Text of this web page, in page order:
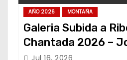
AÑO 2026 MONTAÑA
Galeria Subida a
Chantada 2026 –